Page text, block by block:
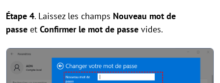
Étape 4. Laissez les champs Nouveau mot de
passe et Confirmer le mot de passe vides.